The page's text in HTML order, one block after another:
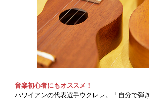
音楽初心者にもオススメ！
ハワイアンの代表選手ウクレレ。「自分で弾